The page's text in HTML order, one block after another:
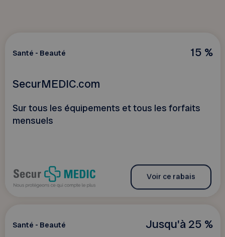
15 %
Santé - Beauté
SecurMEDIC.com
Sur tous les équipements et tous les forfaits
mensuels
Voir ce rabais
Jusqu'à 25 %
Santé - Beauté